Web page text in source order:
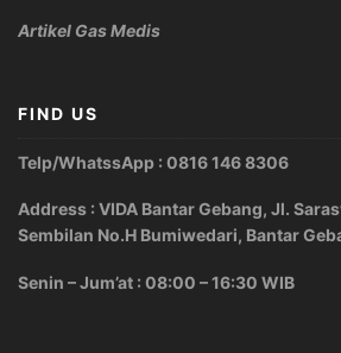
Artikel Gas Medis
FIND US
Telp/WhatssApp : 0816 146 8306
Address : VIDA Bantar Gebang, Jl.
Sembilan No.H Bumiwedari, Bantar
Senin – Jum’at : 08:00 – 16:30 WIB